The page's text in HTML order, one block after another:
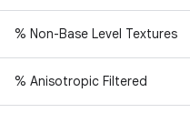
% Non-Base Level Textures
% Anisotropic Filtered